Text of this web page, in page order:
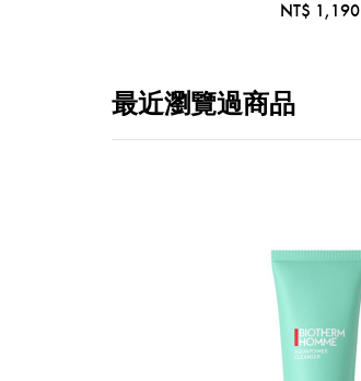
NT$ 1,190
最近瀏覽過商品